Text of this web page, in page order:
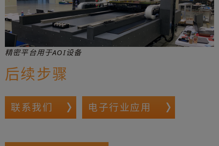
精密平台用于AOI设备
后续步骤
联系我们 电子行业应用